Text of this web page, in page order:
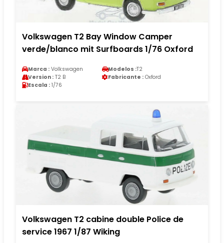
Volkswagen T2 Bay Window Camper
verde/blanco mit Surfboards 1/76 Oxford
Marca : Volkswagen Modelos :T2
Version : T2 B Fabricante : Oxford
Escala : 1/76
Volkswagen T2 cabine double Police de
service 1967 1/87 Wiking